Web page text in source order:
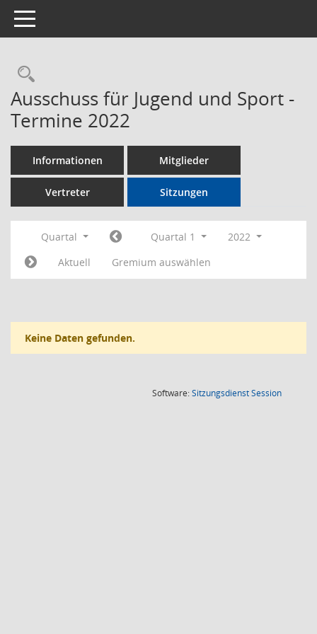
Toggle navigation
Rechercheauswahl
Ausschuss für Jugend und Sport -
Termine 2022
Informationen Mitglieder
Vertreter Sitzungen
Quartal Quartal 1
2022
Aktuell
Gremium auswählen
Keine Daten gefunden.
Software:SitzungsdienstSession(Wird in